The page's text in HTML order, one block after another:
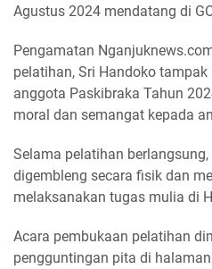
Agustus 2024 mendatang di
Pengamatan
pelatihan, Sri Handoko
anggota Paskibraka Tahun
moral dan semangat kepada
Selama pelatihan
digembleng secara fisik dan
melaksanakan tugas mulia di
Acara pembukaan pelatihan
pengguntingan pita di